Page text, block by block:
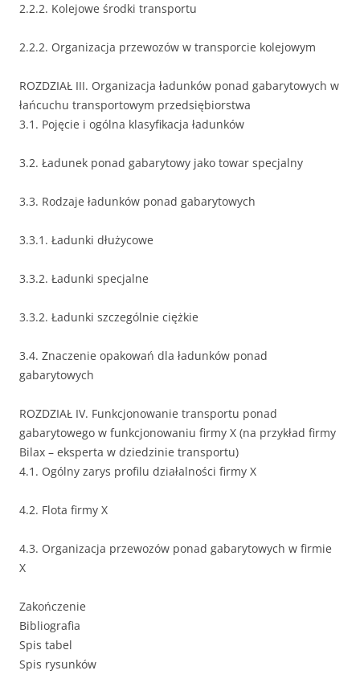
2.2.2. Kolejowe środki transportu
2.2.2. Organizacja przewozów w transporcie kolejowym
ROZDZIAŁ III. Organizacja ładunków ponad gabarytowych w
łańcuchu transportowym przedsiębiorstwa
3.1. Pojęcie i ogólna klasyfikacja ładunków
3.2. Ładunek ponad gabarytowy jako towar specjalny
3.3. Rodzaje ładunków ponad gabarytowych
3.3.1. Ładunki dłużycowe
3.3.2. Ładunki specjalne
3.3.2. Ładunki szczególnie ciężkie
3.4. Znaczenie opakowań dla ładunków ponad
gabarytowych
ROZDZIAŁ IV. Funkcjonowanie transportu ponad
gabarytowego w funkcjonowaniu firmy X (na przykład firmy
Bilax – eksperta w dziedzinie transportu)
4.1. Ogólny zarys profilu działalności firmy X
4.2. Flota firmy X
4.3. Organizacja przewozów ponad gabarytowych w firmie
X
Zakończenie
Bibliografia
Spis tabel
Spis rysunków